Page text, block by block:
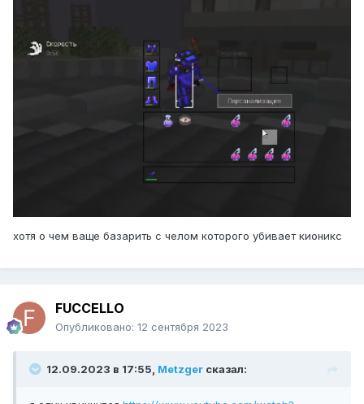
хотя о чем ваще базарить с челом которого убивает кионикс
FUCCELLO
Опубликовано: 12 сентября 2023
12.09.2023 в 17:55, Metzger сказал: